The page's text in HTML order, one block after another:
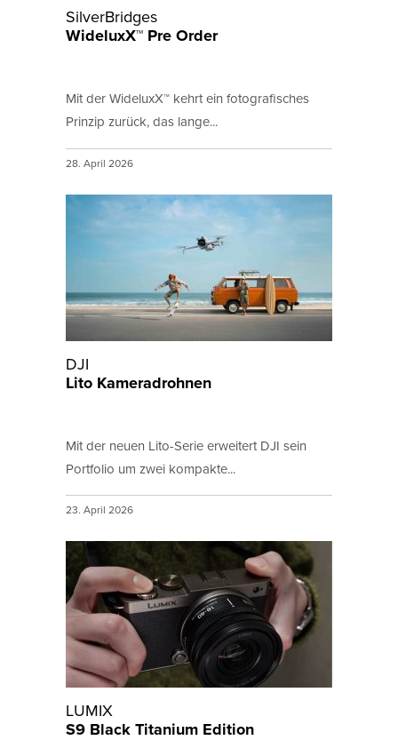
SilverBridges
WideluxX™ Pre Order
Mit der WideluxX™ kehrt ein fotografisches
Prinzip zurück, das lange...
28. April 2026
DJI
Lito Kameradrohnen
Mit der neuen Lito-Serie erweitert DJI sein
Portfolio um zwei kompakte...
23. April 2026
LUMIX
S9 Black Titanium Edition